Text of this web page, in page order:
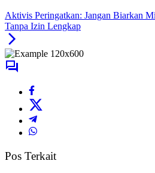
Aktivis Peringatkan: Jangan Biarkan
Tanpa Izin Lengkap
Pos Terkait